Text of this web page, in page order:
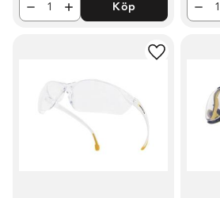
Köp
Lägg till i